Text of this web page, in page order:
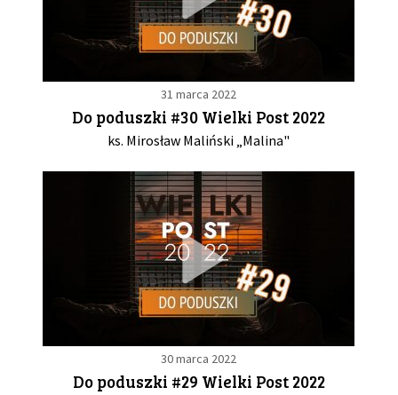
31 marca 2022
Do poduszki #30 Wielki Post 2022
ks. Mirosław Maliński „Malina"
30 marca 2022
Do poduszki #29 Wielki Post 2022